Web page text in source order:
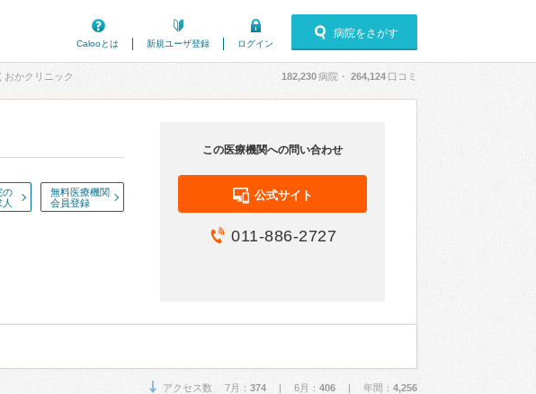
Calooとは
新規ユーザ登録 ログイン
病院をさがす
おかクリニック 182,230病院・ 264,124 口コミ
の
無料医療機関
会員登録
この医療機関への問い合わせ
公式サイト
011-886-2727
アクセス数 7月： 374 | 6月： 406 | 年間： 4,256